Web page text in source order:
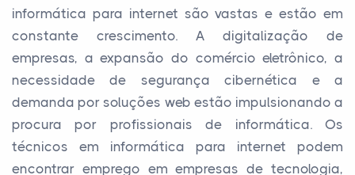
informática para internet são vastas e estão em
constante crescimento. A digitalização de
empresas, a expansão do comércio eletrônico, a
necessidade de segurança cibernética e a
demanda por soluções web estão impulsionando a
procura por profissionais de informática. Os
técnicos em informática para internet podem
encontrar emprego em empresas de tecnologia,